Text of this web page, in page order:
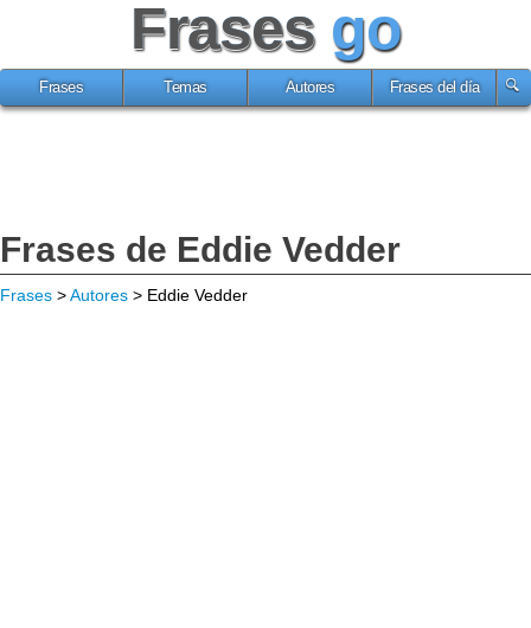
Frases go
Frases Temas Autores Frases del día
Frases de Eddie Vedder
Frases >Autores > Eddie Vedder